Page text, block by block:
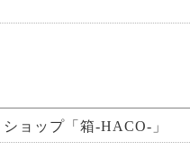
ョップ「箱-HACO-」